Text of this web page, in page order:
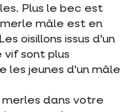
Plus le bec est
mâle est en
oisillons issus d'un
vif sont plus
les jeunes d'un mâle
dans votre